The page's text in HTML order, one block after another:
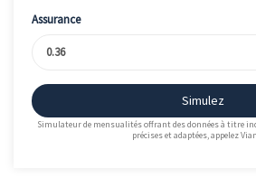
Assurance
Simulez
Simulateur de mensualités offrant des données à titre
précises et adaptées, appelez